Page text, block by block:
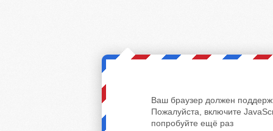
Ваш браузер должен
Пожалуйста, включите
попробуйте ещё раз